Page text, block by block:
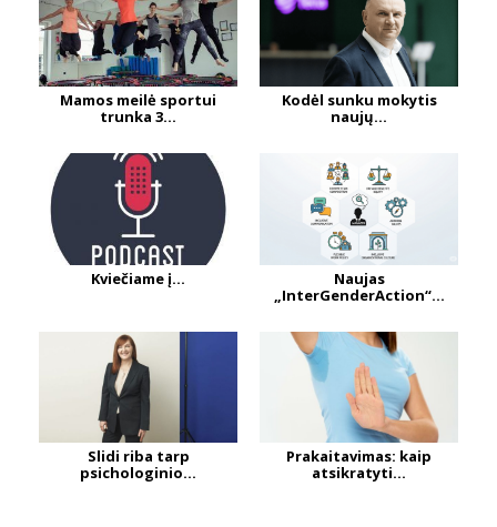
Mamos meilė sportui
trunka 3...
Kodėl sunku mokytis
naujų...
Kviečiame į...
Naujas
„InterGenderAction“...
Slidi riba tarp
psichologinio...
Prakaitavimas: kaip
atsikratyti...